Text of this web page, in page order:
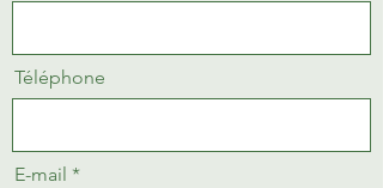
Téléphone
E-mail